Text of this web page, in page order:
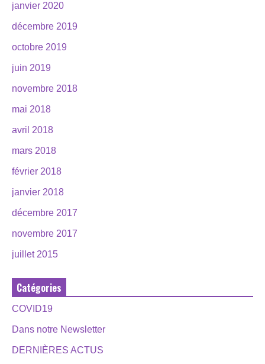
janvier 2020
décembre 2019
octobre 2019
juin 2019
novembre 2018
mai 2018
avril 2018
mars 2018
février 2018
janvier 2018
décembre 2017
novembre 2017
juillet 2015
Catégories
COVID19
Dans notre Newsletter
DERNIÈRES ACTUS